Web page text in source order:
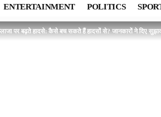
ENTERTAINMENT POLITICS
पर बढ़ते हादसे: कैसे बच सकते हैं हादसों से? जानकारों ने दिए